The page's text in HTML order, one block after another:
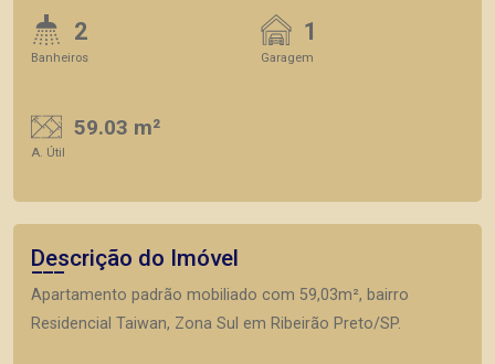
2
Banheiros
1
Garagem
59.03 m²
A. Útil
Descrição do Imóvel
Apartamento padrão mobiliado com 59,03m², bairro
Residencial Taiwan, Zona Sul em Ribeirão Preto/SP.